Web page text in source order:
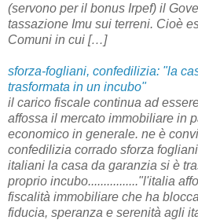
(servono per il bonus Irpef) il
tassazione Imu sui terreni. Cioè
Comuni in cui […]
sforza-fogliani, confedilizia: "la
trasformata in un incubo"
il carico fiscale continua ad
affossa il mercato immobiliare in
economico in generale. ne è
confedilizia corrado sforza
italiani la casa da garanzia si è
proprio incubo................"l'italia
fiscalità immobiliare che ha
fiducia, speranza e serenità agli